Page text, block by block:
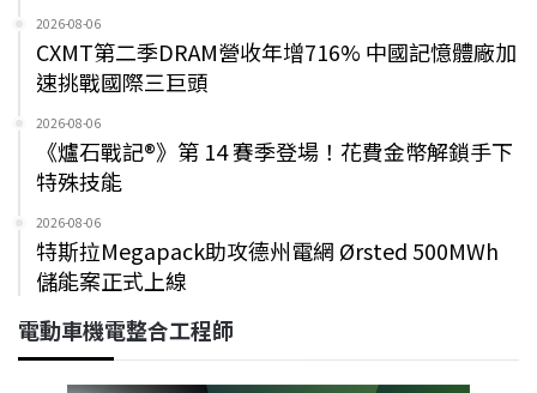
2026-08-06
CXMT第二季DRAM營收年增716% 中國記憶體廠加
速挑戰國際三巨頭
2026-08-06
《爐石戰記®》第 14 賽季登場！花費金幣解鎖手下
特殊技能
2026-08-06
特斯拉Megapack助攻德州電網 Ørsted 500MWh
儲能案正式上線
電動車機電整合工程師